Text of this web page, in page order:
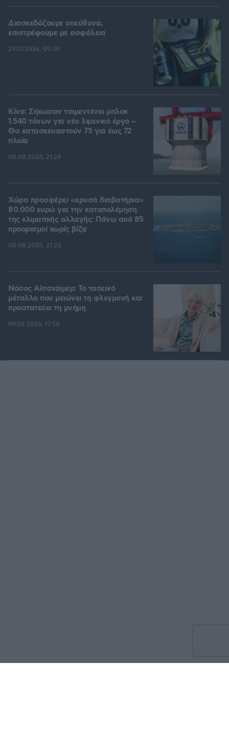
Διασκεδάζουμε υπεύθυνα,
επιστρέφουμε με ασφάλεια
29.07.2026, 09:39
Κίνα: Σήκωσαν τσιμεντένιο μπλοκ
1.540 τόνων για νέο λιμενικό έργο –
Θα κατασκευαστούν 75 για έως 72
πλοία
08.08.2026, 21:24
Χώρα προσφέρει «χρυσά διαβατήρια»
80.000 ευρώ για την καταπολέμηση
της κλιματικής αλλαγής: Πάνω από 85
προορισμοί χωρίς βίζα
08.08.2026, 21:23
Νόσος Αλτσχάιμερ: Το ταπεινό
μέταλλο που μειώνει τη φλεγμονή και
προστατεύει τη μνήμη
09.08.2026, 17:50